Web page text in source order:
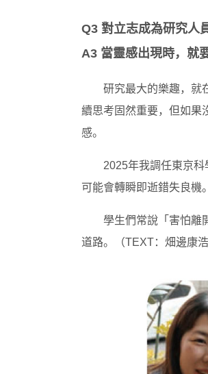
Q3 對立志成為研究人
A3 當靈感出現時，就
研究最大的樂趣，就
續思考固然重要，但如果
感。
2025年我調任東京科
可能會轉瞬即逝錯失良機。
學生們常說「害怕離
道路。（TEXT：畑邊康浩